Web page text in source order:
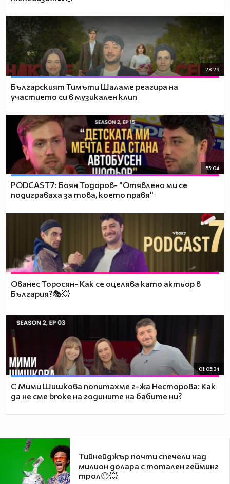
28:29
Българският Тимъти Шаламе реагира на
участието си в музикален клип
55:04
PODCAST7: ‪Боян Тодоров- "Отявлено ми се
подиграваха за това, което правя"
Ованес Торосян- Как се оцелява като актьор в
България?🎭💥
01:05:34
С Мими Шишкова попитахме г-жа Несторова: Как
да не сме broke на годините на бабите ни?
Тийнейджър почти спечели над
милион долара с тотален гейминг
трол😯💥